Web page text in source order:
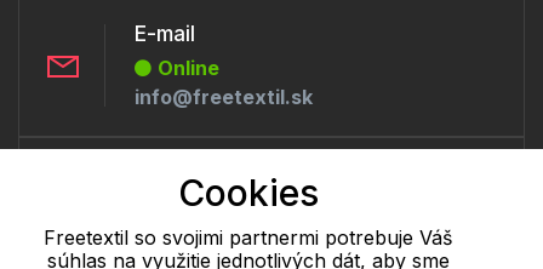
E-mail
Online
info@freetextil.sk
Telefón:
Online
+421 277 270 056
Cookies
Freetextil so svojimi partnermi potrebuje Váš
súhlas na využitie jednotlivých dát, aby sme